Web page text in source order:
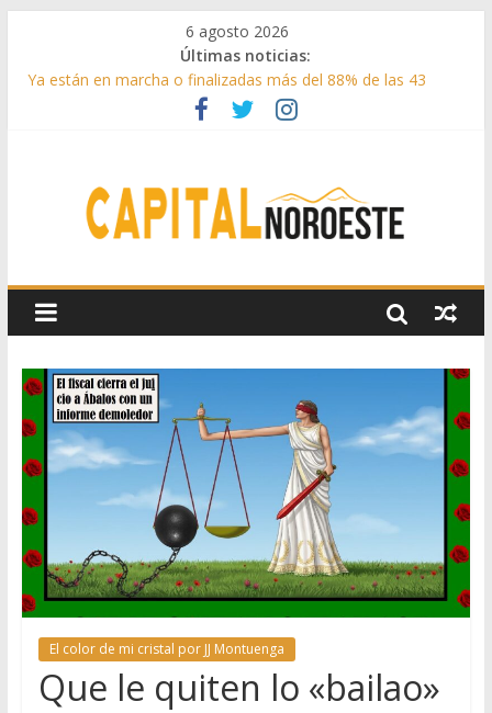
6 agosto 2026
Últimas noticias:
Ya están en marcha o finalizadas más del 88% de las 43
medidas urgentes para reconstruir la Sierra Oeste
Cerca de 33.000 asistentes en los espectáculos de la
kilos de forraje a las ganaderías afectadas por los incendios
de la Sierra Oeste
Guadarrama abre matricula 2026-2027 del Aula de
Humanidades
El color de mi cristal por JJ Montuenga
Que le quiten lo «bailao»